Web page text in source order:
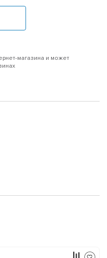
магазина и может